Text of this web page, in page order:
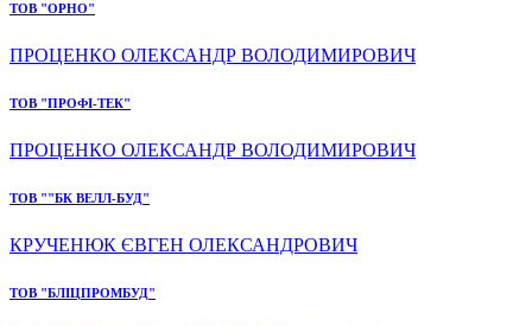
ТОВ "ОРНО"
ПРОЦЕНКО ОЛЕКСАНДР ВОЛОДИМИРОВИЧ
ТОВ "ПРОФІ-ТЕК"
ПРОЦЕНКО ОЛЕКСАНДР ВОЛОДИМИРОВИЧ
ТОВ ""БК ВЕЛЛ-БУД"
КРУЧЕНЮК ЄВГЕН ОЛЕКСАНДРОВИЧ
ТОВ "БЛІЦПРОМБУД"